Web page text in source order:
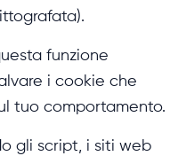
funzione
i cookie che
tuo comportamento.
gli script, i siti web